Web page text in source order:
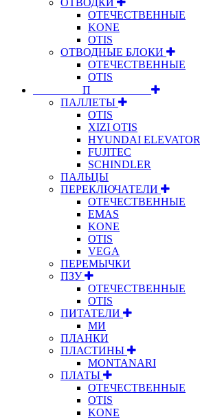
ОТЕЧЕСТВЕННЫЕ
KONE
OTIS
ОТВОДНЫЕ БЛОКИ
ОТЕЧЕСТВЕННЫЕ
OTIS
⠀⠀⠀⠀⠀⠀П⠀⠀⠀⠀⠀⠀⠀
ПАЛЛЕТЫ
OTIS
XIZI OTIS
HYUNDAI ELEVATOR
FUJITEC
SCHINDLER
ПАЛЬЦЫ
ПЕРЕКЛЮЧАТЕЛИ
ОТЕЧЕСТВЕННЫЕ
EMAS
KONE
OTIS
VEGA
ПЕРЕМЫЧКИ
ПЗУ
ОТЕЧЕСТВЕННЫЕ
OTIS
ПИТАТЕЛИ
МИ
ПЛАНКИ
ПЛАСТИНЫ
MONTANARI
ПЛАТЫ
ОТЕЧЕСТВЕННЫЕ
OTIS
KONE